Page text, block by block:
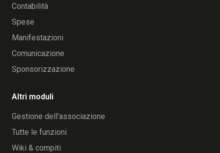
Contabilità
Spese
Manifestazioni
Comunicazione
Sponsorizzazione
Altri moduli
Gestione dell'associazione
Tutte le funzioni
Wiki & compiti